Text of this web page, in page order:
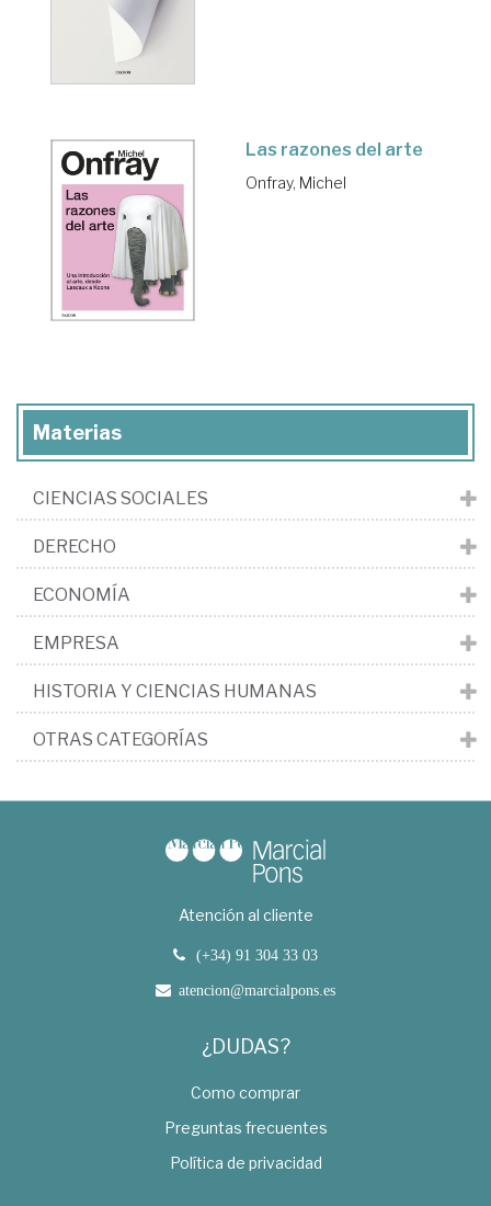
Las razones del arte
Onfray, Michel
Materias
CIENCIAS SOCIALES
DERECHO
ECONOMÍA
EMPRESA
HISTORIA Y CIENCIAS HUMANAS
OTRAS CATEGORÍAS
Atención al cliente
(+34) 91 304 33 03
atencion@marcialpons.es
¿DUDAS?
Como comprar
Preguntas frecuentes
Política de privacidad